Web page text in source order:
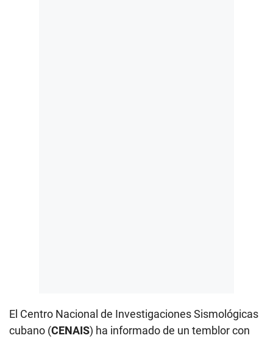
El Centro Nacional de Investigaciones Sismológicas
cubano (CENAIS) ha informado de un temblor con